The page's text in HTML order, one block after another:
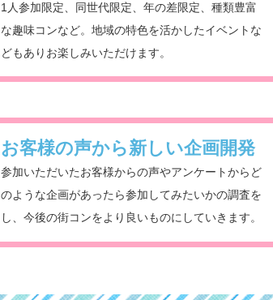
1人参加限定、同世代限定、年の差限定、種類豊富
な趣味コンなど。地域の特色を活かしたイベントな
どもありお楽しみいただけます。
お客様の声から新しい企画開発
参加いただいたお客様からの声やアンケートからど
のような企画があったら参加してみたいかの調査を
し、今後の街コンをより良いものにしていきます。